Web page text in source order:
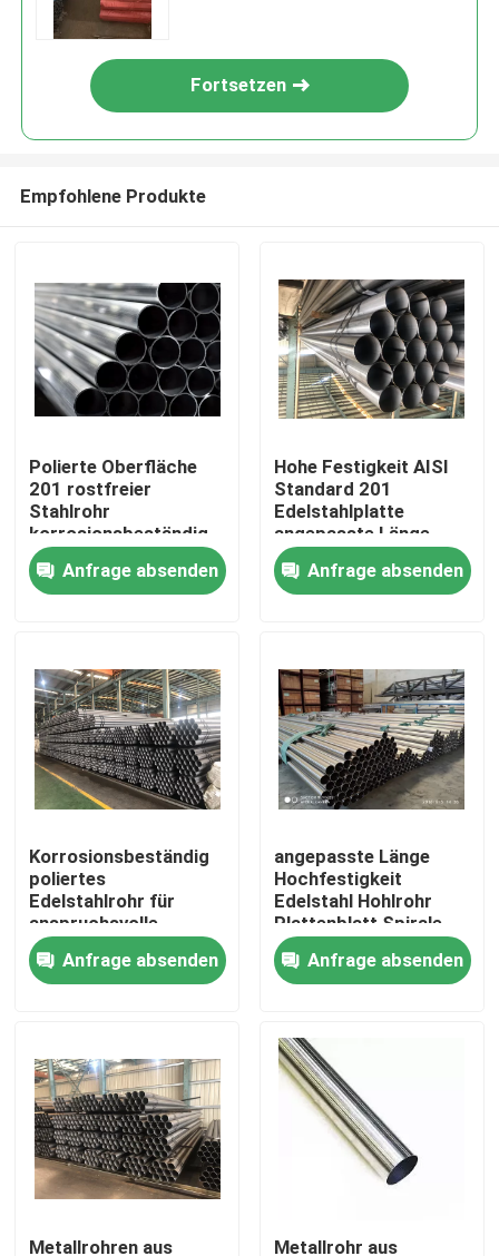
Produkte
Videos
Werksbesichtigung
Qualitätskontrolle
Bitte um ein Angebot
Edelstahlblech-Metall
Metallrohr aus Edelstahl
Fortsetzen
Empfohlene Produkte
Polierte Oberfläche
201 rostfreier
Stahlrohr
korrosionsbeständig
Anfrage absenden
Hohe Festigkeit AISI
Standard 201
Edelstahlplatte
angepasste Länge
Korrosionsbeständig
Anfrage absenden
Korrosionsbeständig
poliertes
Edelstahlrohr für
anspruchsvolle
industrielle
Anwendungen
Anfrage absenden
angepasste Länge
Hochfestigkeit
Edelstahl Hohlrohr
Plattenblatt Spirale
Anfrage absenden
Metallrohren aus Metallrohr aus